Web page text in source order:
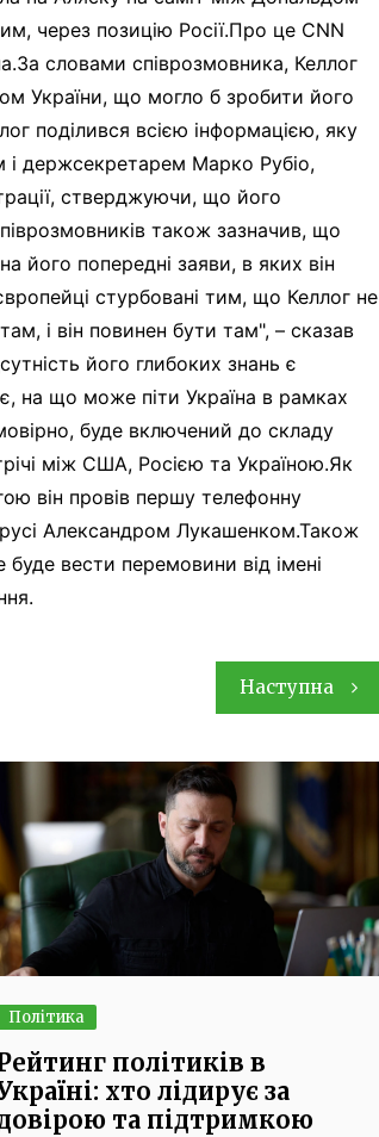
через позицію Росії.Про це CNN
словами співрозмовника, Келлог
України, що могло б зробити його
поділився всією інформацією, яку
і держсекретарем Марко Рубіо,
стверджуючи, що його
також зазначив, що
його попередні заяви, в яких він
стурбовані тим, що Келлог не
і він повинен бути там", – сказав
його глибоких знань є
на що може піти Україна в рамках
буде включений до складу
між США, Росією та Україною.Як
він провів першу телефонну
Александром Лукашенком.Також
вести перемовини від імені
Наступна
Політика
політиків в
хто лідирує за
та підтримкою